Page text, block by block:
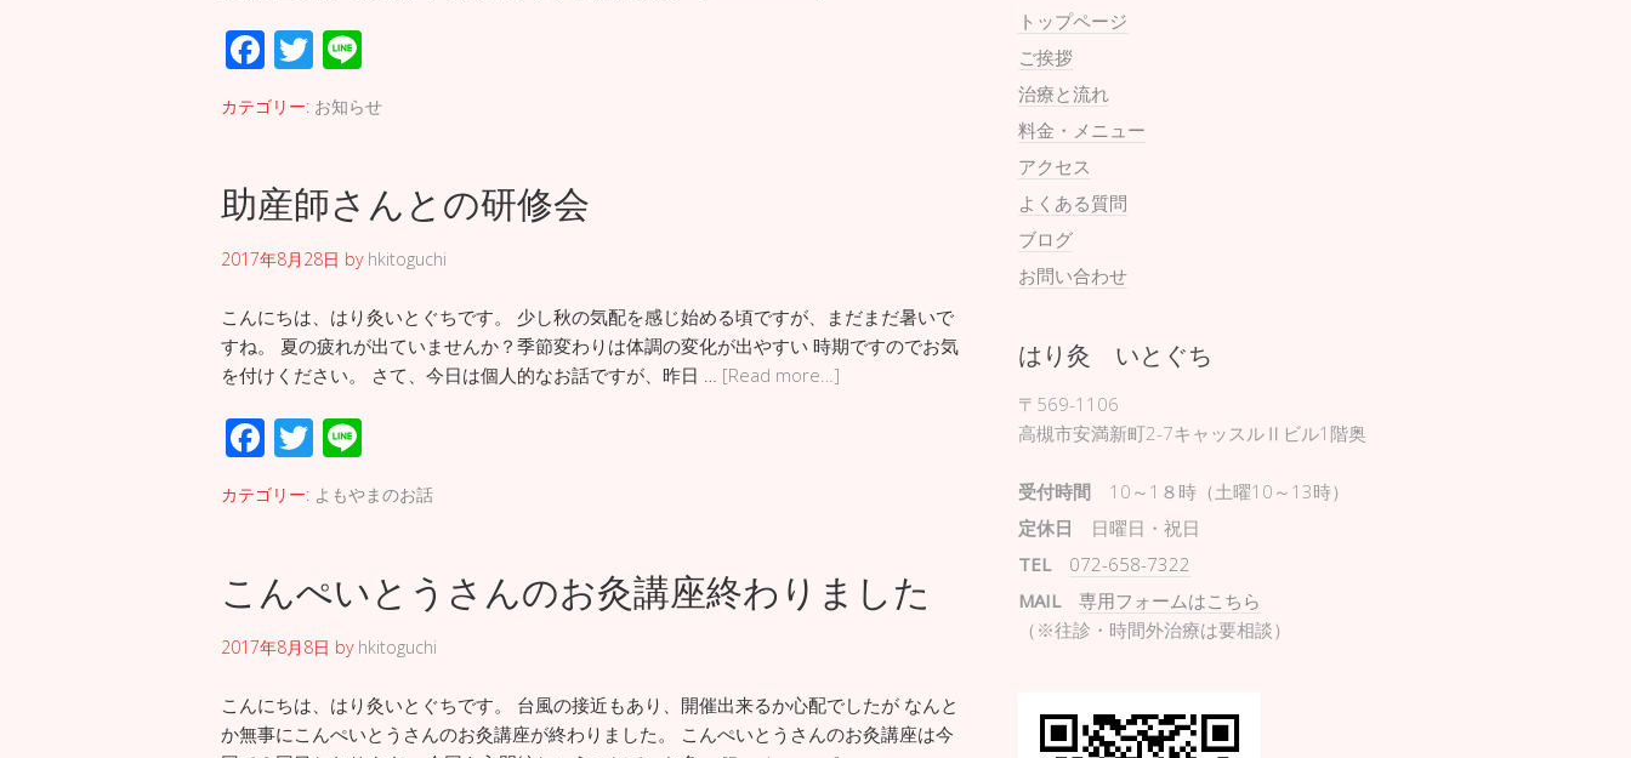
F
ac
e
o
o
k
T
wi
tt
n
e
カテゴリー: お知らせ
助産師さんとの研修会
2017年8月28日 by hkitoguchi
こんにちは、はり灸いとぐちです。 少し秋の気配を感じ始める頃ですが、まだまだ暑いで
すね。 夏の疲れが出ていませんか？季節変わりは体調の変化が出やすい 時期ですのでお気
を付けください。 さて、今日は個人的なお話ですが、昨日 … [Read more…]
F
ac
e
o
o
k
T
wi
tt
n
e
カテゴリー: よもやまのお話
こんぺいとうさんのお灸講座終わりました
2017年8月8日 by hkitoguchi
こんにちは、はり灸いとぐちです。 台風の接近もあり、開催出来るか心配でしたが なんと
か無事にこんぺいとうさんのお灸講座が終わりました。 こんぺいとうさんのお灸講座は今
トップページ
ご挨拶
治療と流れ
料金・メニュー
アクセス
よくある質問
ブログ
お問い合わせ
はり灸 いとぐち
〒569-1106
高槻市安満新町2-7キャッスルⅡビル1階奥
受付時間10～1８時（土曜10～13時）
定休日 日曜日・祝日
TEL
072-658-7322
MAIL
専用フォームはこちら
（※往診・時間外治療は要相談）